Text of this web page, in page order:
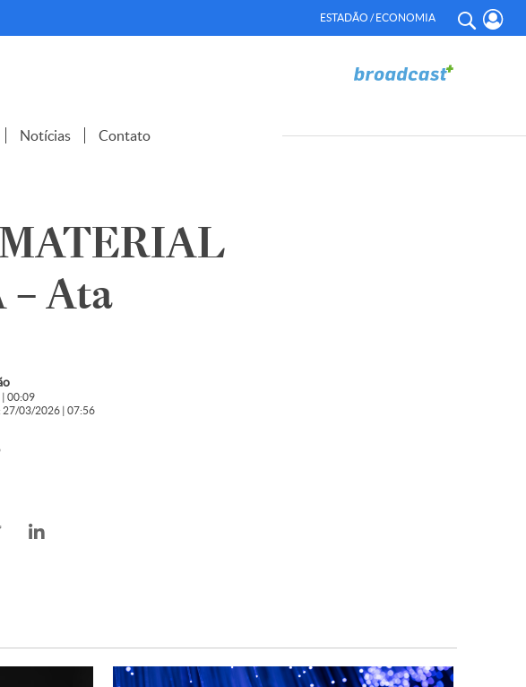
ESTADÃO / ECONOMIA
Notícias Contato
– Ata
00:09
27/03/2026 | 07:56